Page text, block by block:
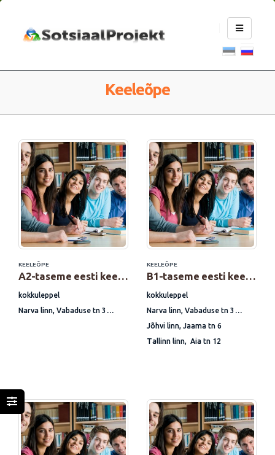
Keeleõpe
KEELEÕPE
A2-taseme eesti keele eksamiks ettevalmistav kursus
kokkuleppel
Narva linn, Vabaduse tn 3
KEELEÕPE
B1-taseme eesti keele eksamiks ettevalmistav kursus
kokkuleppel
Narva linn, Vabaduse tn 3
Jõhvi linn, Jaama tn 6
Tallinn linn, Aia tn 12